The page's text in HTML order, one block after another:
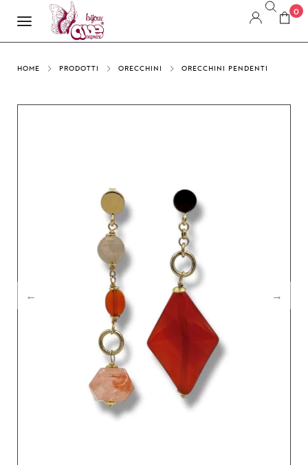
0
HOME PRODOTTI ORECCHINI ORECCHINI PENDENTI